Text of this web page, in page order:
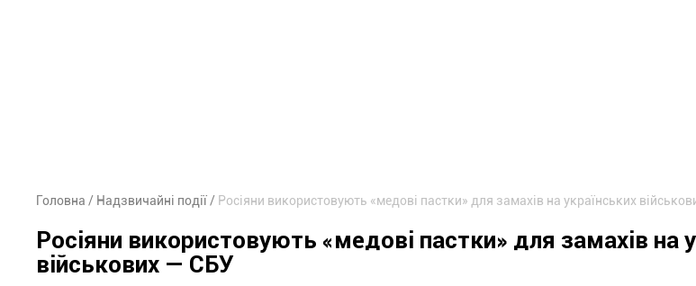
Головна Надзвичайні події Росіяни використовують «медові пастки» для замахів на українських
Росіяни використовують «медові пастки» для замахів на
військових — СБУ